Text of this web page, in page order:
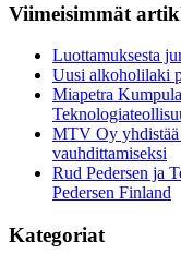
Viimeisimmät
Luottamuksesta
Uusi alkoholilaki
Miapetra
MTV Oy yhdistää
vauhdittamiseksi
Rud Pedersen ja
Pedersen Finland
Kategoriat